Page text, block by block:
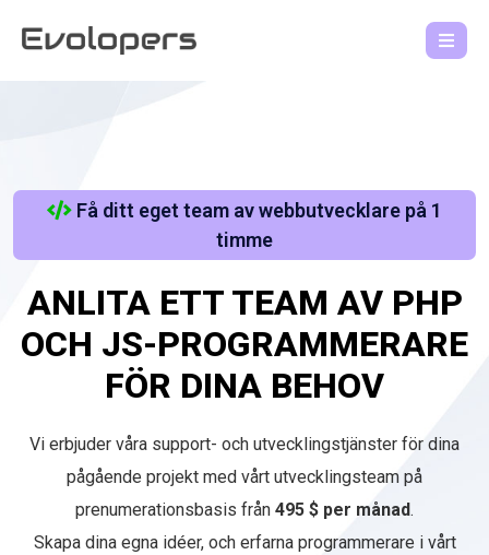
Få ditt eget team av webbutvecklare på 1
timme
ANLITA ETT TEAM AV PHP
OCH JS-PROGRAMMERARE
FÖR DINA BEHOV
Vi erbjuder våra support- och utvecklingstjänster för dina
pågående projekt med vårt utvecklingsteam på
prenumerationsbasis från 495 $ per månad.
Skapa dina egna idéer, och erfarna programmerare i vårt